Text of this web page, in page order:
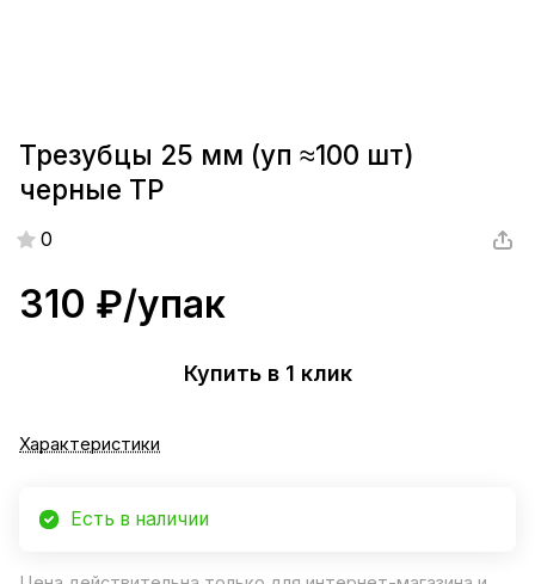
Трезубцы 25 мм (уп ≈100 шт)
черные ТР
0
310 ₽/упак
Купить в 1 клик
Характеристики
Есть в наличии